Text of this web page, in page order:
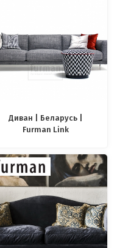
Диван | Беларусь |
Furman Link